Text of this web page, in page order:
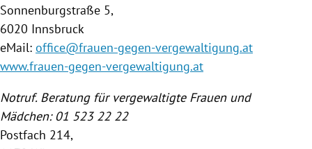
Sonnenburgstraße 5,
6020 Innsbruck
eMail: office@frauen-gegen-vergewaltigung.at
www.frauen-gegen-vergewaltigung.at
Notruf. Beratung für vergewaltigte Frauen und
Mädchen: 01 523 22 22
Postfach 214,